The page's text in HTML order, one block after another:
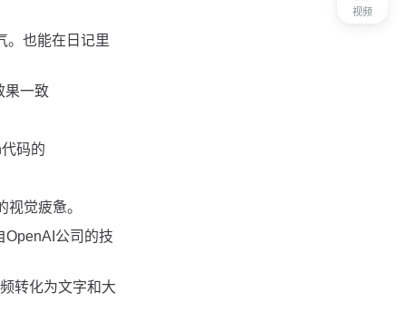
视频
。也能在日记里
果一致
码的
觉疲惫。
OpenAI公司的技
转化为文字和大